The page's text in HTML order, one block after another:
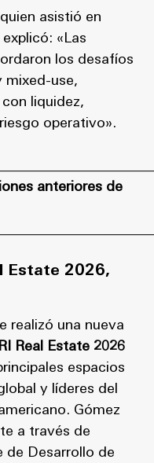
asistió en
«Las
los desafíos
mixed-use,
liquidez,
operativo».
anteriores de
Estate 2026,
realizó una nueva
Real Estate 2026
espacios
y líderes del
Gómez
a través de
de Desarrollo de